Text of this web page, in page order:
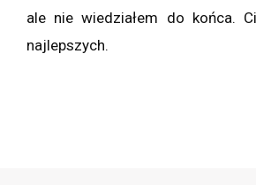
ale nie wiedziałem do końca.
najlepszych.